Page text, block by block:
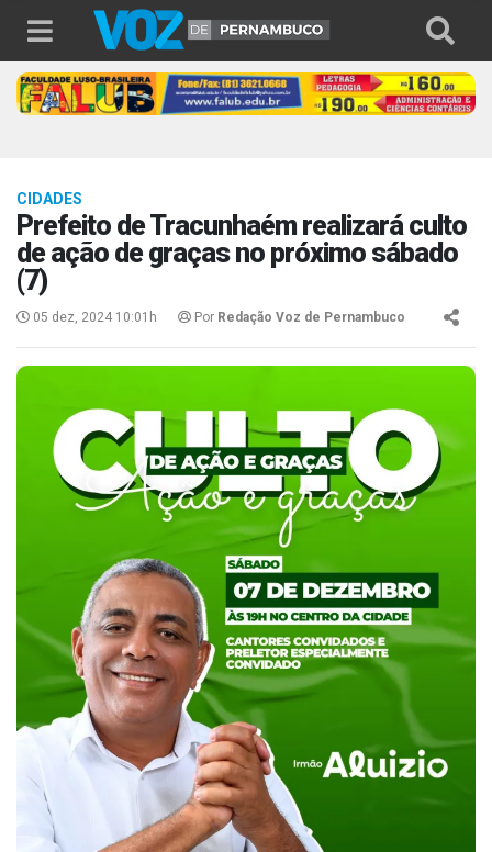
CIDADES
Prefeito de Tracunhaém realizará culto
de ação de graças no próximo sábado
(7)
05 dez, 2024 10:01h Por Redação Voz de Pernambuco